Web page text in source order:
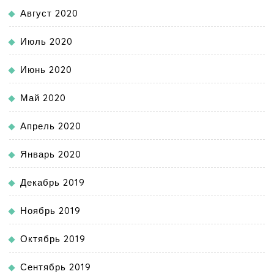
Август 2020
Июль 2020
Июнь 2020
Май 2020
Апрель 2020
Январь 2020
Декабрь 2019
Ноябрь 2019
Октябрь 2019
Сентябрь 2019